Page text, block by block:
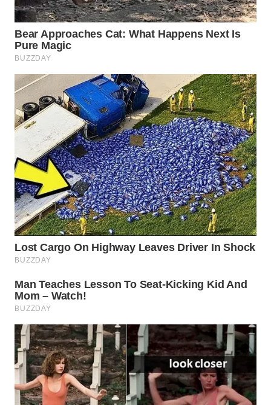
WN
TANGERANG
WN
WN
CIREBON
WN
INDRAMAYU
WN
KUNINGAN
WN
MAJALENGKA
WN
SUBANG
WN
SUKABUMI
WN
PURWAKARTA